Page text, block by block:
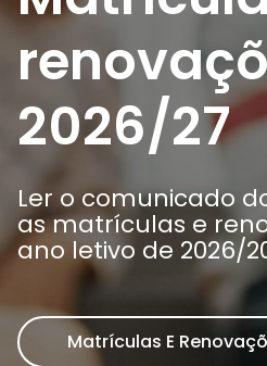
História
Tabela de
Perguntas
Jornal
2026/27
Ler o comunicado
as matrículas e
ano letivo de 2026/
Matrículas E